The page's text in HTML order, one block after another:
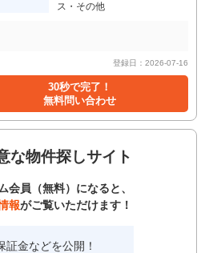
ス・その他
登録日：2026-07-16
30秒で完了！
無料問い合わせ
な物件探しサイト
会員（無料）になると、
報がご覧いただけます！
証金などを公開！